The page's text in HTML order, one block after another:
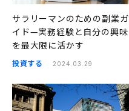
サラリーマンのための副業ガ
イド—実務経験と自分の興味
を最大限に活かす
投資する 2024.03.29